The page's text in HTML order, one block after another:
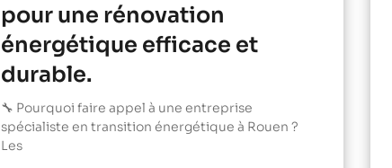
pour une rénovation
énergétique efficace et
durable.
🔧 Pourquoi faire appel à une entreprise
spécialiste en transition énergétique à Rouen ?
Les